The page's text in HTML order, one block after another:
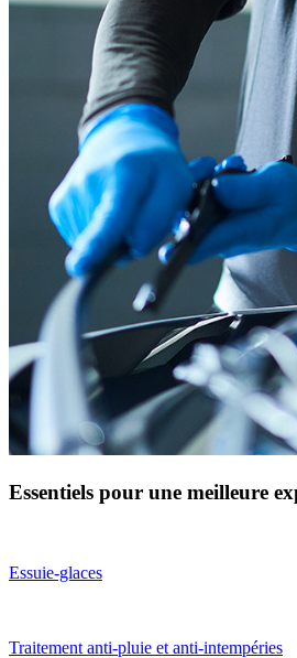
Essentiels pour une meilleure
Essuie-glaces
Traitement anti-pluie et anti-intempéries